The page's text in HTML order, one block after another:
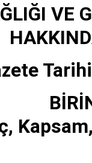
ĞLIĞI VE G
BİRİ
,